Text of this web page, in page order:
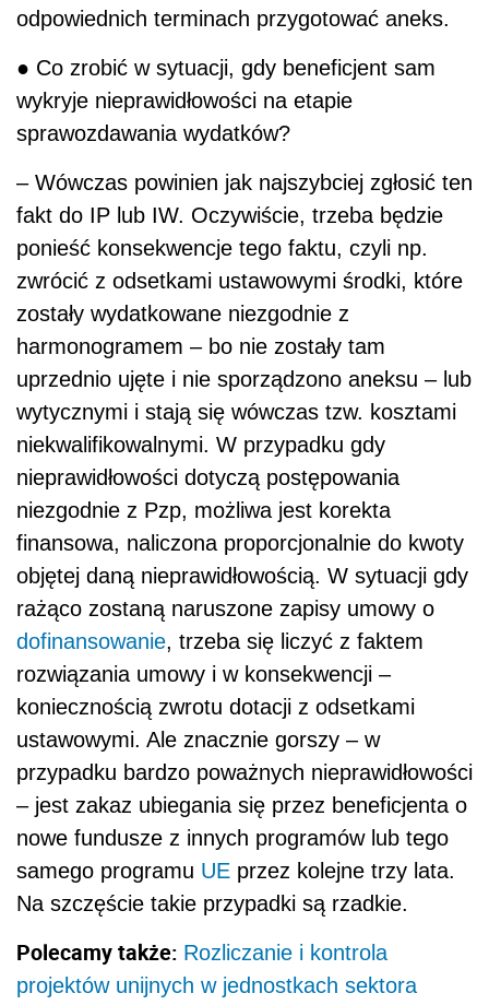
odpowiednich terminach przygotować aneks.
● Co zrobić w sytuacji, gdy beneficjent sam
wykryje nieprawidłowości na etapie
sprawozdawania wydatków?
– Wówczas powinien jak najszybciej zgłosić ten
fakt do IP lub IW. Oczywiście, trzeba będzie
ponieść konsekwencje tego faktu, czyli np.
zwrócić z odsetkami ustawowymi środki, które
zostały wydatkowane niezgodnie z
harmonogramem – bo nie zostały tam
uprzednio ujęte i nie sporządzono aneksu – lub
wytycznymi i stają się wówczas tzw. kosztami
niekwalifikowalnymi. W przypadku gdy
nieprawidłowości dotyczą postępowania
niezgodnie z Pzp, możliwa jest korekta
finansowa, naliczona proporcjonalnie do kwoty
objętej daną nieprawidłowością. W sytuacji gdy
rażąco zostaną naruszone zapisy umowy o
dofinansowanie, trzeba się liczyć z faktem
rozwiązania umowy i w konsekwencji –
koniecznością zwrotu dotacji z odsetkami
ustawowymi. Ale znacznie gorszy – w
przypadku bardzo poważnych nieprawidłowości
– jest zakaz ubiegania się przez beneficjenta o
nowe fundusze z innych programów lub tego
samego programu UE przez kolejne trzy lata.
Na szczęście takie przypadki są rzadkie.
Polecamy także: Rozliczanie i kontrola
projektów unijnych w jednostkach sektora